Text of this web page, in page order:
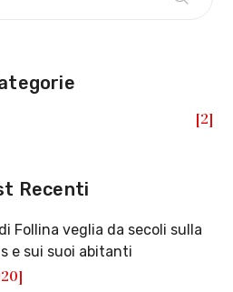
2
Recenti
di Follina veglia da secoli sulla
e sui suoi abitanti